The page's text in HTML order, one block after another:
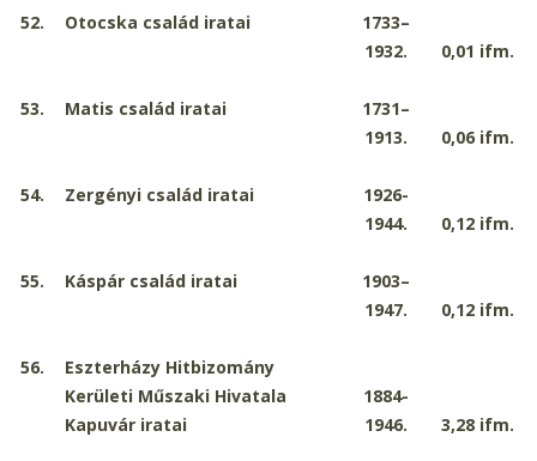
52. Otocska család iratai
1733–
1932.
0,01 ifm.
53. Matis család iratai
1731–
1913.
0,06 ifm.
54. Zergényi család iratai
1926-
1944.
0,12 ifm.
55. Káspár család iratai
1903–
1947.
0,12 ifm.
56.
Eszterházy Hitbizomány
Kerületi Műszaki Hivatala
Kapuvár iratai
1884-
1946.
3,28 ifm.